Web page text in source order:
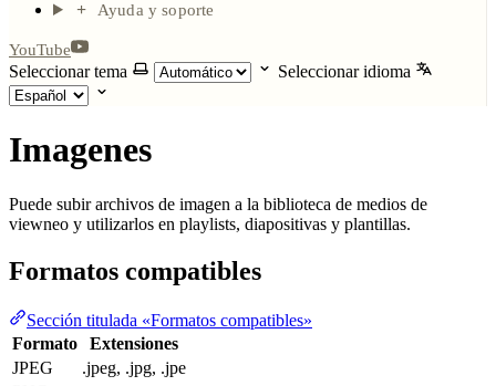
Ayuda y soporte
YouTube
Seleccionar tema Seleccionar idioma
Imagenes
Puede subir archivos de imagen a la biblioteca de medios de
viewneo y utilizarlos en playlists, diapositivas y plantillas.
Formatos compatibles
Sección titulada «Formatos compatibles»
Formato
Extensiones
JPEG
.jpeg, .jpg, .jpe